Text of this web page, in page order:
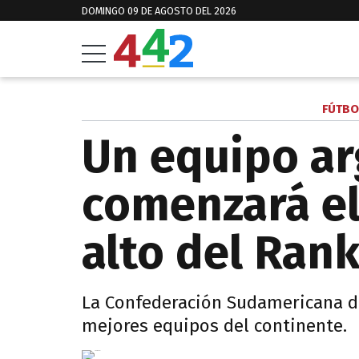
DOMINGO 09 DE AGOSTO DEL 2026
Un equipo
comenzará
alto del
La Confederación Sudamericana
mejores equipos del continente.